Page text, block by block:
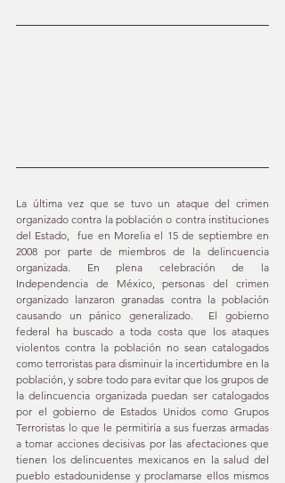
La última vez que se tuvo un ataque del crimen
organizado contra la población o contra instituciones
del Estado,  fue en Morelia el 15 de septiembre en
2008 por parte de miembros de la delincuencia
organizada. En plena celebración de la
Independencia de México, personas del crimen
organizado lanzaron granadas contra la población
causando un pánico generalizado.  El gobierno
federal ha buscado a toda costa que los ataques
violentos contra la población no sean catalogados
como terroristas para disminuir la incertidumbre en la
población, y sobre todo para evitar que los grupos de
la delincuencia organizada puedan ser catalogados
por el gobierno de Estados Unidos como Grupos
Terroristas lo que le permitiría a sus fuerzas armadas
a tomar acciones decisivas por las afectaciones que
tienen los delincuentes mexicanos en la salud del
pueblo estadounidense y proclamarse ellos mismos